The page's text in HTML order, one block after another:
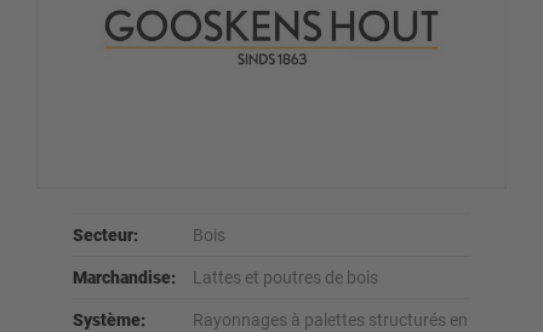
Secteur: Bois
Marchandise: Lattes et poutres de bois
Système:
Rayonnages à palettes structurés en